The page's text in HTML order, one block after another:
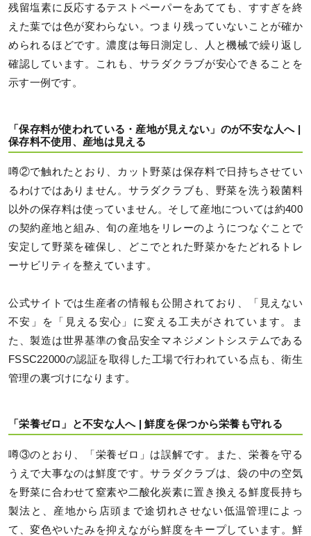
残留塩素に反応するテストペーパーをあてても、すすぎを終
えた葉では色が変わらない。つまり残っていないことが確か
められるほどです。濃度は毎日測定し、人と機械で繰り返し
確認しています。これも、サラダクラブが安心できることを
示す一例です。
「保存料が使われている・産地が見えない」のが不安な人へ |
保存料不使用、産地は見える
噂②で触れたとおり、カット野菜は保存料で日持ちさせてい
るわけではありません。サラダクラブも、野菜を洗う殺菌料
以外の保存料は使っていません。そして産地については約400
の契約産地と組み、旬の産地をリレーのようにつなぐことで
安定して野菜を確保し、どこでとれた野菜かをたどれるトレ
ーサビリティを整えています。
公式サイトでは生産者の情報も公開されており、「見えない
不安」を「見える安心」に変える工夫がされています。ま
た、製造は世界基準の食品安全マネジメントシステムである
FSSC22000の認証を取得した工場で行われている点も、衛生
管理の裏づけになります。
「栄養ゼロ」と不安な人へ | 鮮度を保つから栄養も守れる
噂③のとおり、「栄養ゼロ」は誤解です。また、栄養を守る
うえで大事なのは鮮度です。サラダクラブは、袋の中の空気
を野菜に合わせて窒素や二酸化炭素に置き換える鮮度長持ち
製法と、産地から店頭まで途切れさせない低温管理によっ
て、変色やいたみを抑えながら鮮度をキープしています。鮮